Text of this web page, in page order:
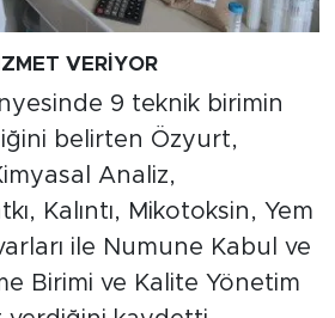
VERİYOR
9 teknik birimin
belirten Özyurt,
Analiz,
Kalıntı, Mikotoksin, Yem
ile Numune Kabul ve
Birimi ve Kalite Yönetim